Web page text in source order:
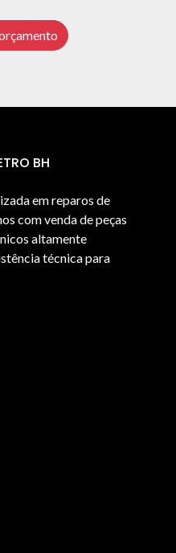
BH
em reparos de
com venda de peças
altamente
técnica para